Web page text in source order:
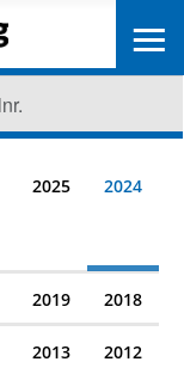
2025 2024
2019 2018
2013 2012
≡